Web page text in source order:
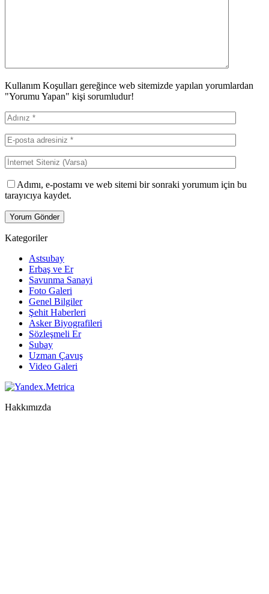
Kullanım Koşulları gereğince web sitemizde yapılan yorumlardan
"Yorumu Yapan" kişi sorumludur!
Adımı, e-postamı ve web sitemi bir sonraki yorumum için bu
tarayıcıya kaydet.
Kategoriler
Astsubay
Erbaş ve Er
Savunma Sanayi
Foto Galeri
Genel Bilgiler
Şehit Haberleri
Asker Biyografileri
Sözleşmeli Er
Subay
Uzman Çavuş
Video Galeri
Hakkımızda